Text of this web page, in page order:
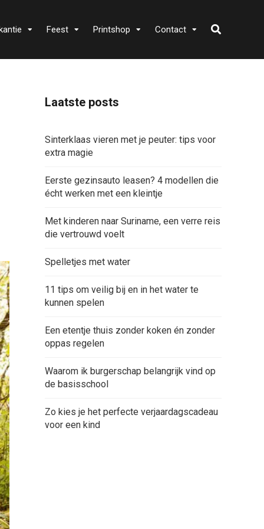
Feest Printshop Contact
Laatste posts
Sinterklaas vieren met je peuter: tips voor
extra magie
Eerste gezinsauto leasen? 4 modellen die
écht werken met een kleintje
Met kinderen naar Suriname, een verre reis
die vertrouwd voelt
Spelletjes met water
11 tips om veilig bij en in het water te
kunnen spelen
Een etentje thuis zonder koken én zonder
oppas regelen
Waarom ik burgerschap belangrijk vind op
de basisschool
Zo kies je het perfecte verjaardagscadeau
voor een kind